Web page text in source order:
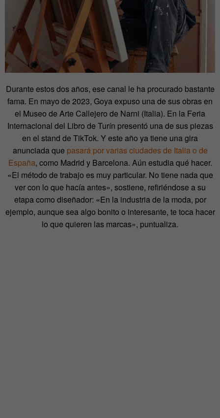
Durante estos dos años, ese canal le ha procurado bastante
fama. En mayo de 2023, Goya expuso una de sus obras en
el Museo de Arte Callejero de Narni (Italia). En la Feria
Internacional del Libro de Turín presentó una de sus piezas
en el stand de TikTok. Y este año ya tiene una gira
anunciada que pasará por varias ciudades de Italia o de
España, como Madrid y Barcelona. Aún estudia qué hacer.
«El método de trabajo es muy particular. No tiene nada que
ver con lo que hacía antes», sostiene, refiriéndose a su
etapa como diseñador: «En la industria de la moda, por
ejemplo, aunque sea algo bonito o interesante, te toca hacer
lo que quieren las marcas», puntualiza.